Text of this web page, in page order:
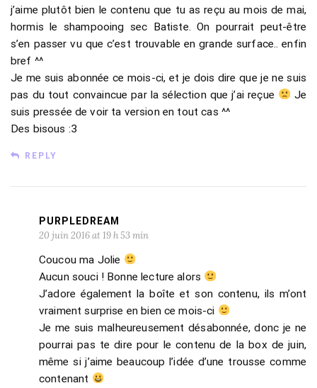
j’aime plutôt bien le contenu que tu as reçu au mois de mai,
hormis le shampooing sec Batiste. On pourrait peut-être
s’en passer vu que c’est trouvable en grande surface.. enfin
bref ^^
Je me suis abonnée ce mois-ci, et je dois dire que je ne suis
pas du tout convaincue par la sélection que j’ai reçue
Je
suis pressée de voir ta version en tout cas ^^
Des bisous :3
REPLY
PURPLEDREAM
20 juin 2016 at 19 h 53 min
Coucou ma Jolie
Aucun souci ! Bonne lecture alors
J’adore également la boîte et son contenu, ils m’ont
vraiment surprise en bien ce mois-ci
Je me suis malheureusement désabonnée, donc je ne
pourrai pas te dire pour le contenu de la box de juin,
même si j’aime beaucoup l’idée d’une trousse comme
contenant